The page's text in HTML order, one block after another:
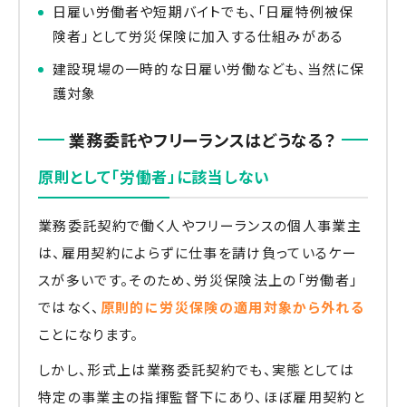
日雇い労働者や短期バイトでも、「日雇特例被保
険者」として労災保険に加入する仕組みがある
建設現場の一時的な日雇い労働なども、当然に保
護対象
業務委託やフリーランスはどうなる？
原則として「労働者」に該当しない
業務委託契約で働く人やフリーランスの個人事業主
は、雇用契約によらずに仕事を請け負っているケー
スが多いです。そのため、労災保険法上の「労働者」
ではなく、 原則的に労災保険の適用対象から外れる
ことになります。
しかし、形式上は業務委託契約でも、実態としては
特定の事業主の指揮監督下にあり、ほぼ雇用契約と